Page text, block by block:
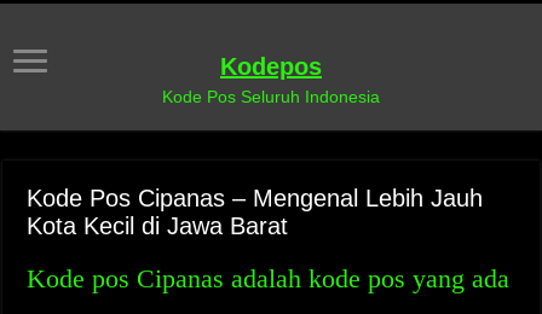
Kodepos
Kode Pos Seluruh Indonesia
Kode Pos Cipanas – Mengenal Lebih Jauh
Kota Kecil di Jawa Barat
Kode pos Cipanas adalah kode pos yang ada